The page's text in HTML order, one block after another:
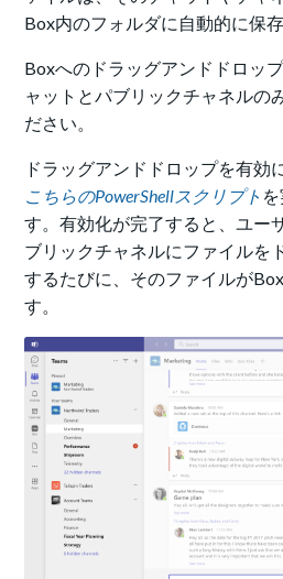
Box内のフォルダに自動的に保存
Boxへのドラッグアンドドロッ
ャットとパブリックチャネルの
ださい。
ドラッグアンドドロップを有効
こちらのPowerShellスクリプト
す。有効化が完了すると、ユー
ブリックチャネルにファイルを
するたびに、そのファイルが
す。